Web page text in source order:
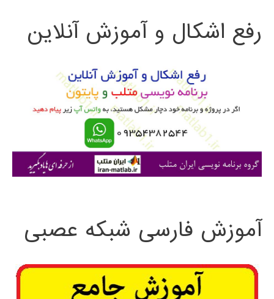
ج
ی
رفع اشکال و آموزش آنلاین
آموزش فارسی شبکه عصبی